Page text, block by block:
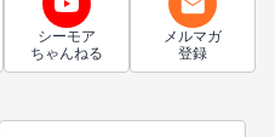
シーモア
ちゃんねる
メルマガ
登録